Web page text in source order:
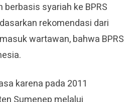
syariah ke BPRS
rekomendasi dari
wartawan, bahwa BPRS
karena pada 2011